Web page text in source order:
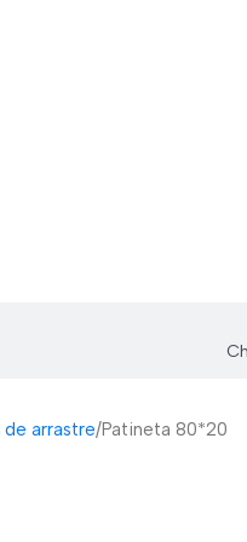
arrastre Patineta 80*20